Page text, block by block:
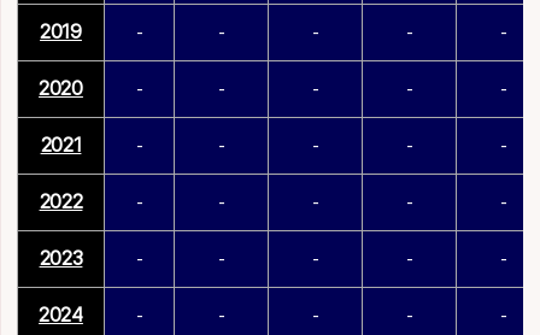
2019 - - - - -
2020 - - - - -
2021 - - - - -
2022 - - - - -
2023 - - - - -
2024 - - - - -